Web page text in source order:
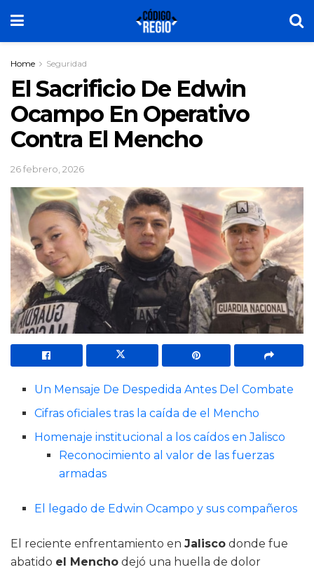
Home Seguridad
El Sacrificio De Edwin
Ocampo En Operativo
Contra El Mencho
26 febrero, 2026
Un Mensaje De Despedida Antes Del Combate
Cifras oficiales tras la caída de el Mencho
Homenaje institucional a los caídos en Jalisco
Reconocimiento al valor de las fuerzas
armadas
El legado de Edwin Ocampo y sus compañeros
El reciente enfrentamiento en Jalisco donde fue
abatido el Mencho dejó una huella de dolor